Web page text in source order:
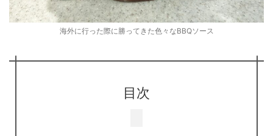
海外に行った際に勝ってきた色々なBBQソース
目次